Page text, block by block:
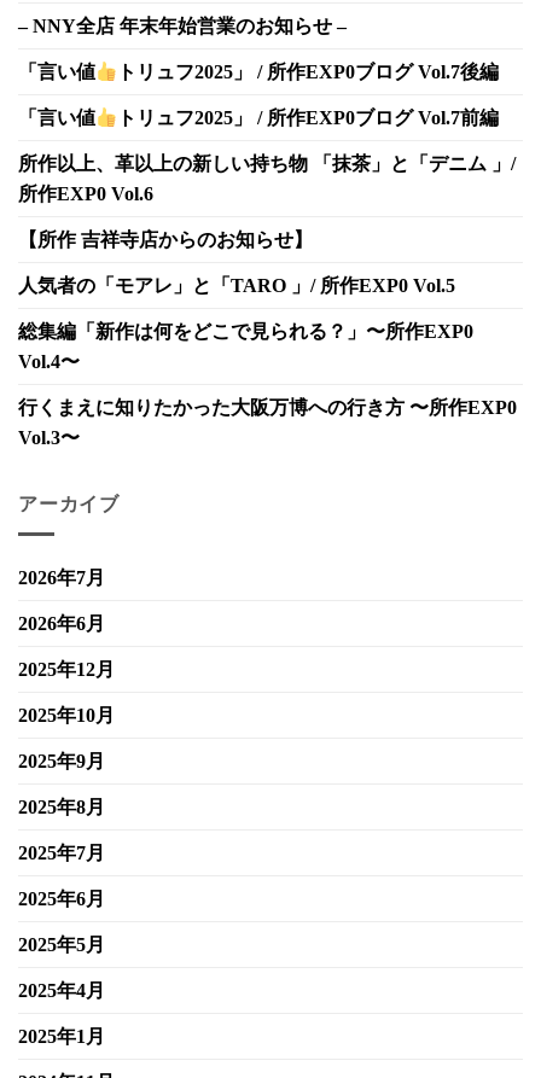
– NNY全店 年末年始営業のお知らせ –
「言い値 トリュフ2025」 / 所作EXP0ブログ Vol.7後編
「言い値 トリュフ2025」 / 所作EXP0ブログ Vol.7前編
所作以上、革以上の新しい持ち物 「抹茶」と「デニム 」/
所作EXP0 Vol.6
【所作 吉祥寺店からのお知らせ】
人気者の「モアレ」と「TARO 」/ 所作EXP0 Vol.5
総集編「新作は何をどこで見られる？」〜所作EXP0
Vol.4〜
行くまえに知りたかった大阪万博への行き方 〜所作EXP0
Vol.3〜
アーカイブ
2026年7月
2026年6月
2025年12月
2025年10月
2025年9月
2025年8月
2025年7月
2025年6月
2025年5月
2025年4月
2025年1月